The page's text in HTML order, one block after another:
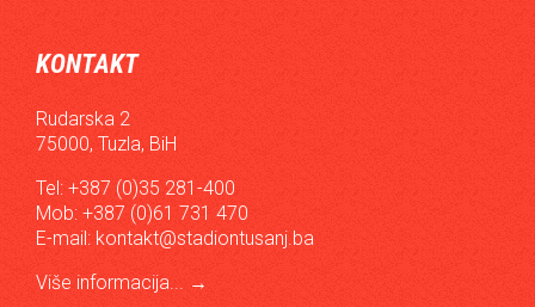
KONTAKT
Rudarska 2
75000, Tuzla, BiH
Tel: +387 (0)35 281-400
Mob: +387 (0)61 731 470
E-mail: kontakt@stadiontusanj.ba
Više informacija... →